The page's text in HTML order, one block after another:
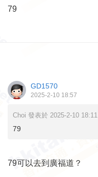
79
GD1570
2025-2-10 18:57
Choi 發表於 2025-2-10 18:11
79
79可以去到廣福道？